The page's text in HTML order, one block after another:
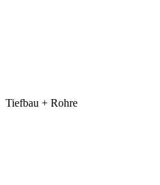
Tiefbau + Rohre